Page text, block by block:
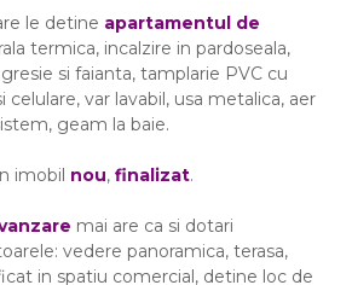
le detine apartamentul de
termica, incalzire in pardoseala,
si faianta, tamplarie PVC cu
var lavabil, usa metalica, aer
geam la baie.
imobil nou, finalizat.
mai are ca si dotari
vedere panoramica, terasa,
in spatiu comercial, detine loc de